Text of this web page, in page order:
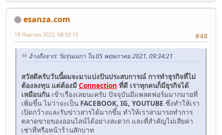
esanza.com
#48
19 กันยายน 2022, 08:50:15
อ้างถึงจาก: วัยรุ่นเมกา ใน 05 พฤษภาคม 2021, 09:34:21
สวัสดีครับวันนี้ผมจะมาแบ่งปันประสบการณ์ การทำธุรกิจที่ไม่
ต้องลงทุน แต่ต้องมี Connection ที่ดี เราทุกคนก็มีธุรกิจได้
เหมือนกันเข้าเรื่องเลยนะครับ ปัจจุบันมีแพลตฟอร์มมากมายที่
เพิ่มขึ้น ไม่ว่าจะเป็น FACEBOOK, IG, YOUTUBE ซึ่งทำให้เรา
เปิดกว้างและรับข่าวสารได้มากขึ้น ทำให้เราสามารถทำการ
ตลาดขายของออนไลน์ได้อย่างสะดวก และที่สำคัญไม่เสียค่า
เช่าที่หรือหน้าร้านสักบาท